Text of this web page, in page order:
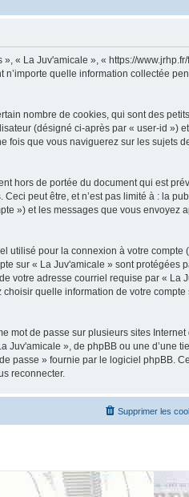
« La Juv'amicale », « https://
quelle information collectée
nombre de cookies, qui sont des
(désigné ci-après par « user-id »)
que vous naviguerez sur les sujets
hors de portée du document qui est
peut être, et n’est pas limité à : la
») et les messages que vous envoyez
utilisé pour la connexion à votre compte
sur « La Juv'amicale » sont protégées
votre adresse courriel requise par « La
quelle information de votre
mot de passe sur plusieurs sites Internet
Juv'amicale », de phpBB ou une d’une
passe » fournie par le logiciel phpBB.
reconnecter.
Supprimer les